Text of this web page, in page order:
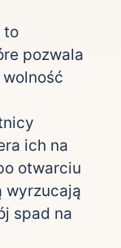
to
pozwala
ich na
otwarciu
wyrzucają
spad na